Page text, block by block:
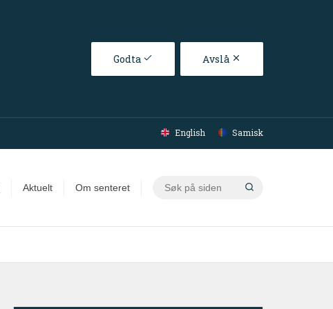
Godta Avslå
English Samisk
Aktuelt Om senteret
Søk